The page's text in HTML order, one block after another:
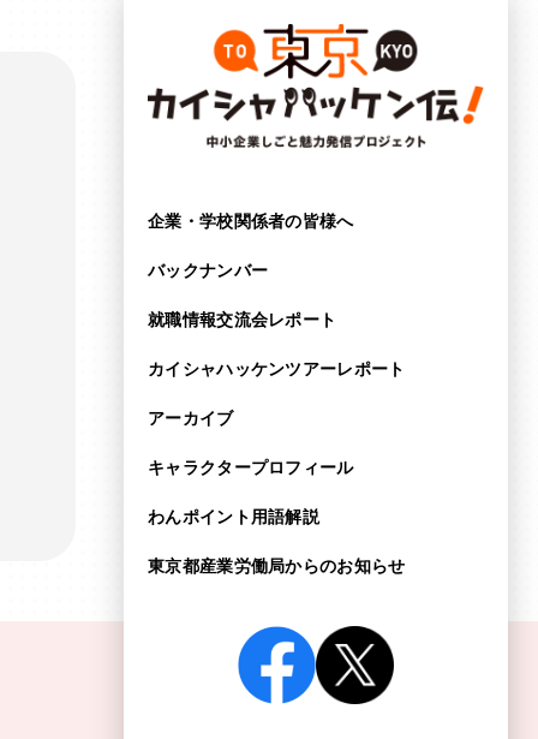
企業・学校関係者の皆様へ
バックナンバー
就職情報交流会レポート
カイシャハッケンツアーレポート
アーカイブ
キャラクタープロフィール
わんポイント用語解説
東京都産業労働局からのお知らせ